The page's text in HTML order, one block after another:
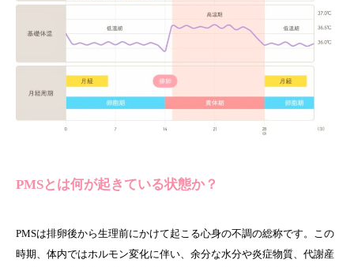
PMSとは何が起きている状態か？
PMSは排卵後から生理前にかけて起こる心身の不調の総称です。この
時期、体内ではホルモン変化に伴い、余分な水分や炎症物質、代謝産